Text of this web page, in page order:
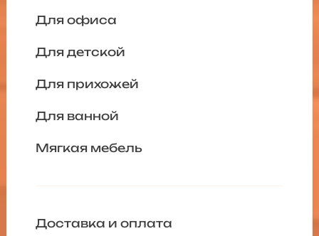
Для офиса
Для детской
Для прихожей
Для ванной
Мягкая мебель
Доставка и оплата